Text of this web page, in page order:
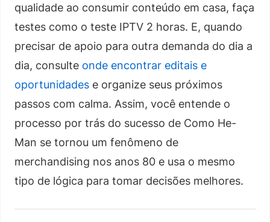
qualidade ao consumir conteúdo em casa, faça
testes como o teste IPTV 2 horas. E, quando
precisar de apoio para outra demanda do dia a
dia, consulte onde encontrar editais e
oportunidades e organize seus próximos
passos com calma. Assim, você entende o
processo por trás do sucesso de Como He-
Man se tornou um fenômeno de
merchandising nos anos 80 e usa o mesmo
tipo de lógica para tomar decisões melhores.